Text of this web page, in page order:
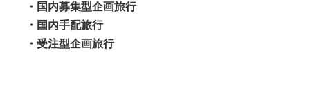
・国内募集型企画旅行
・国内手配旅行
・受注型企画旅行